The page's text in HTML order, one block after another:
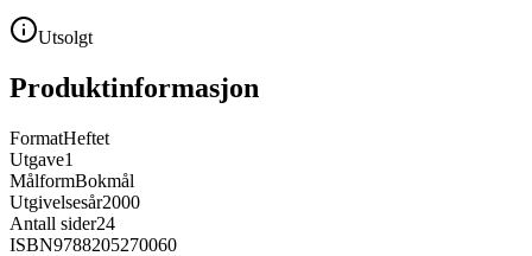
Utsolgt
Produktinformasjon
FormatHeftet
Utgave1
MålformBokmål
Utgivelsesår2000
Antall sider24
ISBN9788205270060